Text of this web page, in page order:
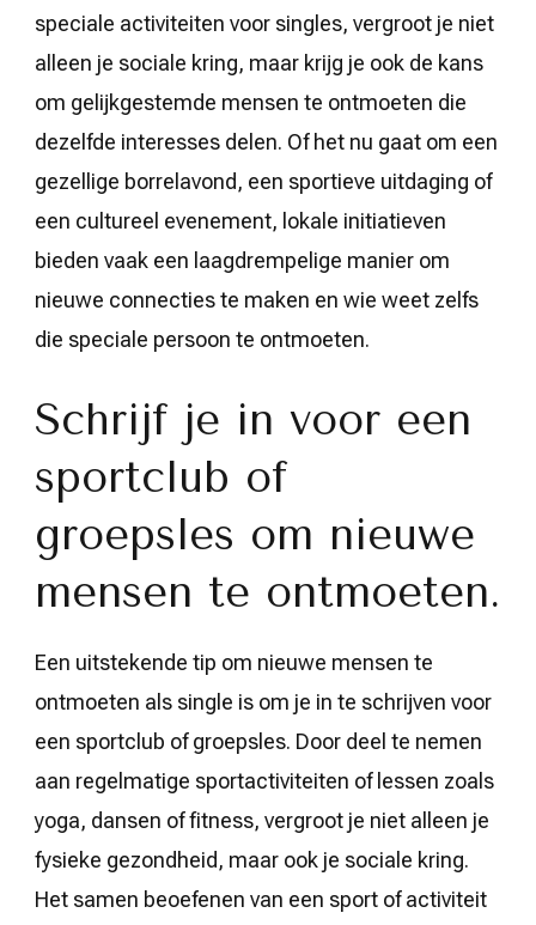
speciale activiteiten voor singles, vergroot je niet
alleen je sociale kring, maar krijg je ook de kans
om gelijkgestemde mensen te ontmoeten die
dezelfde interesses delen. Of het nu gaat om een
gezellige borrelavond, een sportieve uitdaging of
een cultureel evenement, lokale initiatieven
bieden vaak een laagdrempelige manier om
nieuwe connecties te maken en wie weet zelfs
die speciale persoon te ontmoeten.
Schrijf je in voor een
sportclub of
groepsles om nieuwe
mensen te ontmoeten.
Een uitstekende tip om nieuwe mensen te
ontmoeten als single is om je in te schrijven voor
een sportclub of groepsles. Door deel te nemen
aan regelmatige sportactiviteiten of lessen zoals
yoga, dansen of fitness, vergroot je niet alleen je
fysieke gezondheid, maar ook je sociale kring.
Het samen beoefenen van een sport of activiteit